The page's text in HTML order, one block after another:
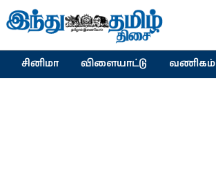
சினிமா விளையாட்டு வணிகம்